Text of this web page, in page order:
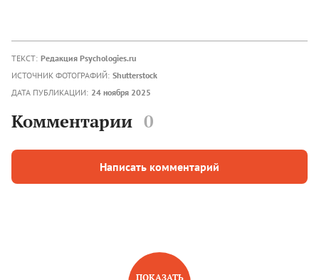
ТЕКСТ: Редакция Psychologies.ru
ИСТОЧНИК ФОТОГРАФИЙ: Shutterstock
ДАТА ПУБЛИКАЦИИ: 24 ноября 2025
Комментарии 0
Написать комментарий
ПОКАЗАТЬ